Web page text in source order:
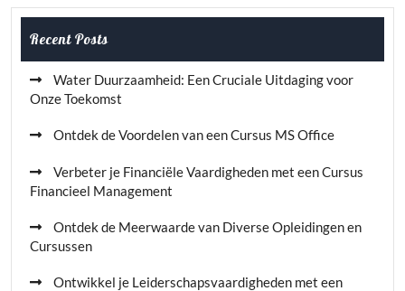
Recent Posts
Water Duurzaamheid: Een Cruciale Uitdaging voor
Onze Toekomst
Ontdek de Voordelen van een Cursus MS Office
Verbeter je Financiële Vaardigheden met een Cursus
Financieel Management
Ontdek de Meerwaarde van Diverse Opleidingen en
Cursussen
Ontwikkel je Leiderschapsvaardigheden met een